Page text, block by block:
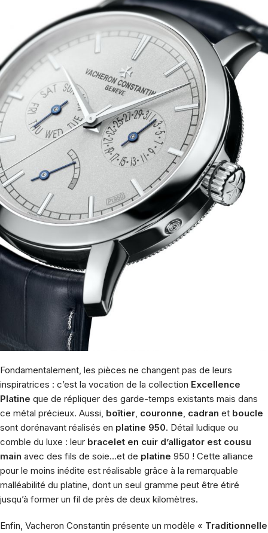
Fondamentalement, les pièces ne changent pas de leurs
inspiratrices : c’est la vocation de la collection Excellence
Platine que de répliquer des garde-temps existants mais dans
ce métal précieux. Aussi, boîtier, couronne, cadran et boucle
sont dorénavant réalisés en platine 950. Détail ludique ou
comble du luxe : leur bracelet en cuir d’alligator est cousu
main avec des fils de soie…et de platine 950 ! Cette alliance
pour le moins inédite est réalisable grâce à la remarquable
malléabilité du platine, dont un seul gramme peut être étiré
jusqu’à former un fil de près de deux kilomètres.
Enfin, Vacheron Constantin présente un modèle « Traditionnelle